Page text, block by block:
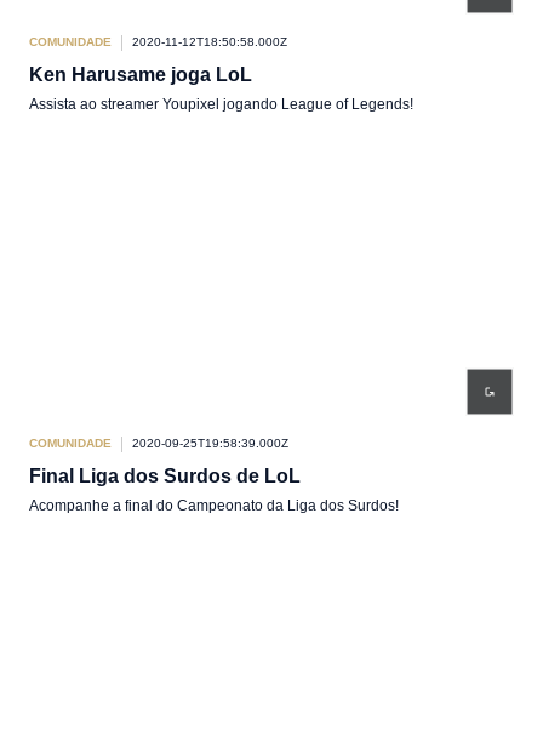
COMUNIDADE 2020-11-12T18:50:58.000Z
Ken Harusame joga LoL
Assista ao streamer Youpixel jogando League of Legends!
COMUNIDADE 2020-09-25T19:58:39.000Z
Final Liga dos Surdos de LoL
Acompanhe a final do Campeonato da Liga dos Surdos!